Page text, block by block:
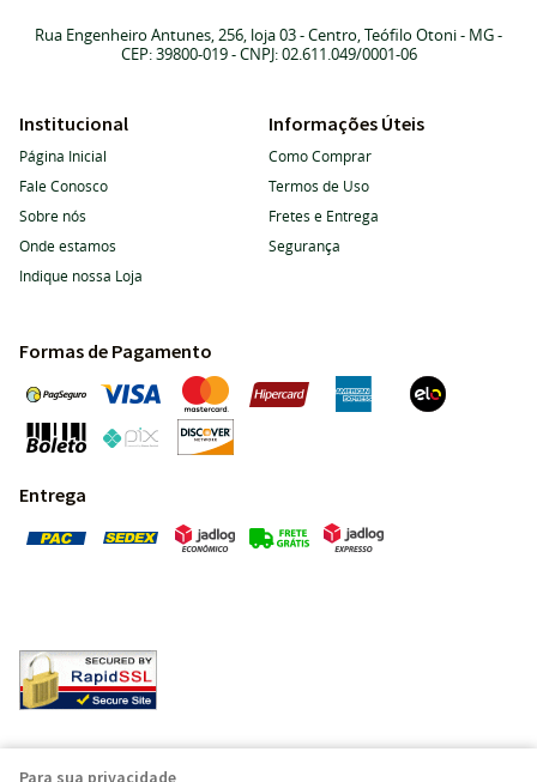
Rua Engenheiro Antunes, 256, loja 03-Centro, Teófilo Otoni- MG-
CEP: 39800-019- CNPJ: 02.611.049/0001-06
Institucional
Página Inicial
Fale Conosco
Sobre nós
Onde estamos
Indique nossa Loja
Informações Úteis
Como Comprar
Termos de Uso
Fretes e Entrega
Segurança
Formas de Pagamento
Entrega
Para sua privacidade